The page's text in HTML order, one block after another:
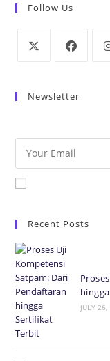
Follow Us
Newsletter
Recent Posts
JULY